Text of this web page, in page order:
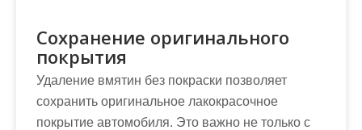
Сохранение оригинального
покрытия
Удаление вмятин без покраски позволяет
сохранить оригинальное лакокрасочное
покрытие автомобиля. Это важно не только с